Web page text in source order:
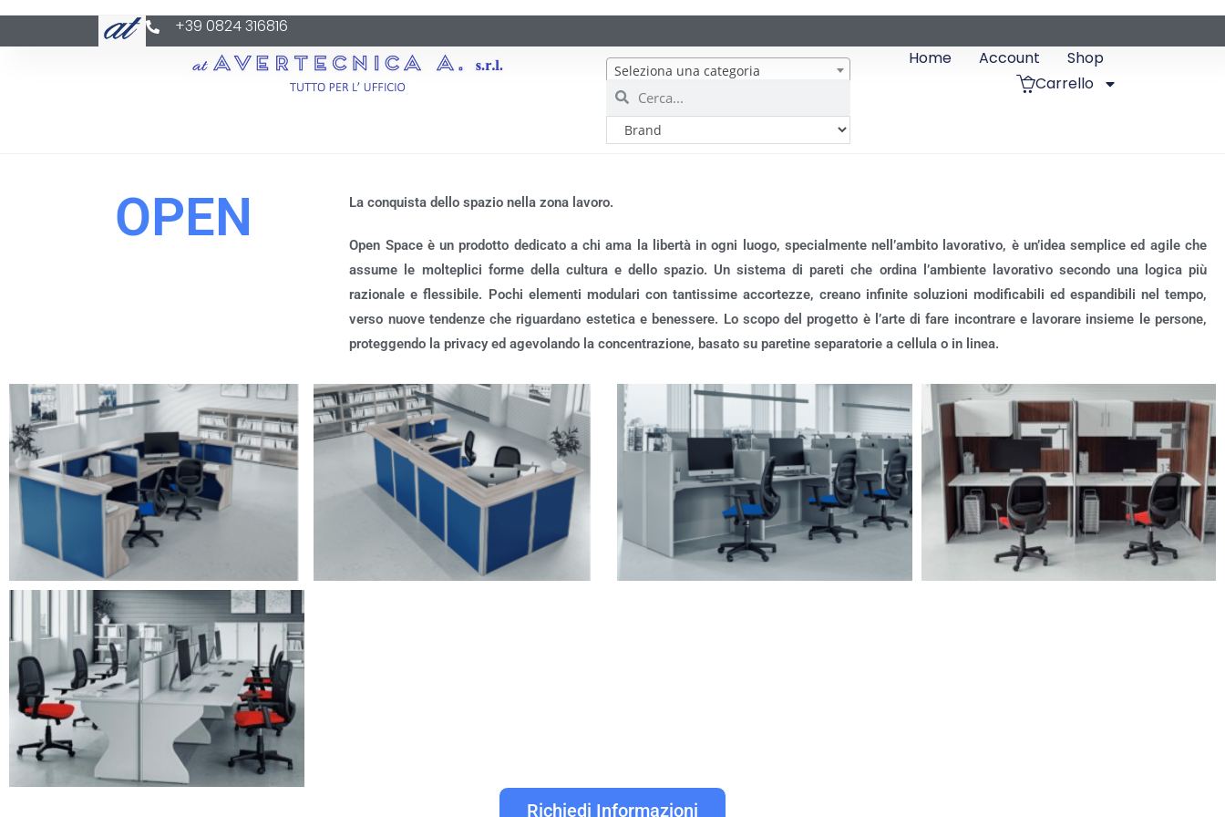
+39 0824 316816
Seleziona una categoria
Home Account
Shop
Carrello
OPEN La conquista dello spazio nella zona lavoro.
Open Space è un prodotto dedicato a chi ama la libertà in ogni luogo, specialmente nell’ambito lavorativo, è un’idea semplice ed agile che
assume le molteplici forme della cultura e dello spazio. Un sistema di pareti che ordina l’ambiente lavorativo secondo una logica più
razionale e flessibile. Pochi elementi modulari con tantissime accortezze, creano infinite soluzioni modificabili ed espandibili nel tempo,
verso nuove tendenze che riguardano estetica e benessere. Lo scopo del progetto è l’arte di fare incontrare e lavorare insieme le persone,
proteggendo la privacy ed agevolando la concentrazione, basato su paretine separatorie a cellula o in linea.
Richiedi Informazioni